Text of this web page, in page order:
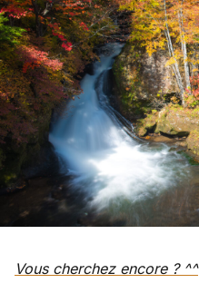
Vous cherchez encore ? ^^